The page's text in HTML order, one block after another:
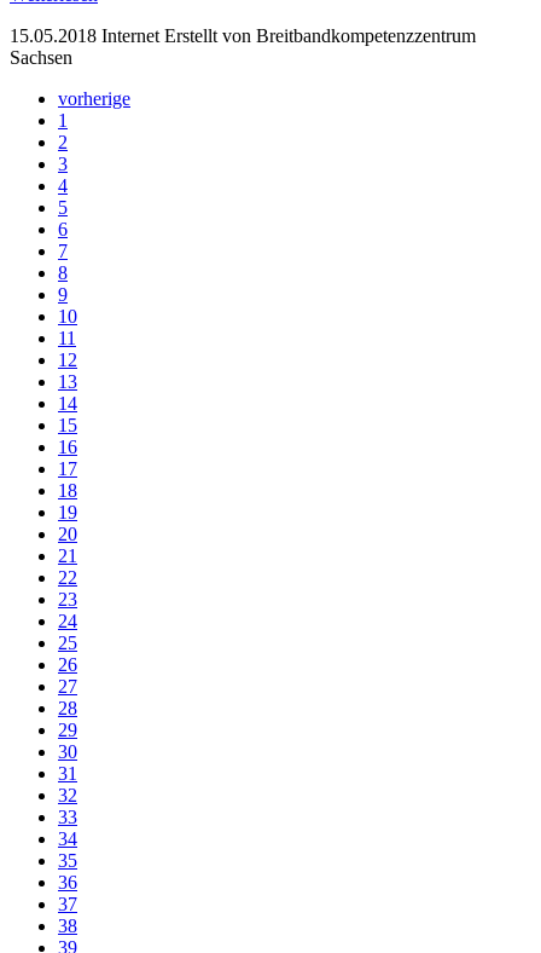
15.05.2018 Internet Erstellt von Breitbandkompetenzzentrum
Sachsen
vorherige
1
2
3
4
5
6
7
8
9
10
11
12
13
14
15
16
17
18
19
20
21
22
23
24
25
26
27
28
29
30
31
32
33
34
35
36
37
38
39